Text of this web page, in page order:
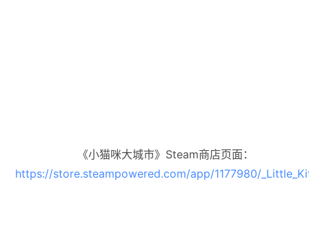
《小猫咪大城市》Steam商店页面：
https://store.steampowered.com/app/1177980/